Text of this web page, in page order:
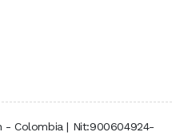
- Colombia | Nit:900604924-